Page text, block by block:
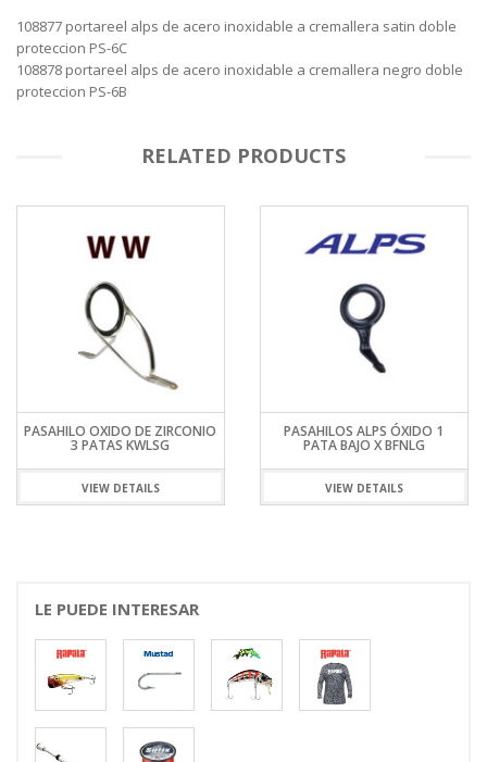
108877 portareel alps de acero inoxidable a cremallera satin doble
proteccion PS-6C
108878 portareel alps de acero inoxidable a cremallera negro doble
proteccion PS-6B
RELATED PRODUCTS
PASAHILO OXIDO DE ZIRCONIO
3 PATAS KWLSG
VIEW DETAILS
PASAHILOS ALPS ÓXIDO 1
PATA BAJO X BFNLG
VIEW DETAILS
LE PUEDE INTERESAR